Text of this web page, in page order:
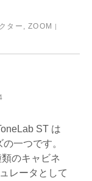
ター ,ZOOM
ST は
一つです。
のキャビネ
レータとして